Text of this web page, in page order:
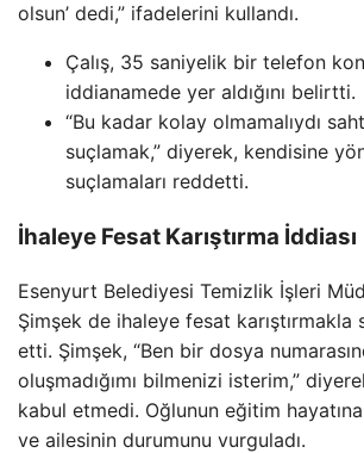
olsun’ dedi,” ifadelerini kullandı.
Çalış, 35 saniyelik bir telefon
iddianamede yer aldığını belirtti.
“Bu kadar kolay olmamalıydı
suçlamak,” diyerek, kendisine
suçlamaları reddetti.
İhaleye Fesat Karıştırma İddiası
Esenyurt Belediyesi Temizlik İşleri
Şimşek de ihaleye fesat karıştırmakla
etti. Şimşek, “Ben bir dosya
oluşmadığımı bilmenizi isterim,”
kabul etmedi. Oğlunun eğitim hayatına
ve ailesinin durumunu vurguladı.